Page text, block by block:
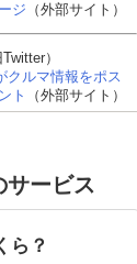
ター
ジ （外部サイト）
）
クルマ情報をポス
ト
（外部サイト）
サービス
ら？